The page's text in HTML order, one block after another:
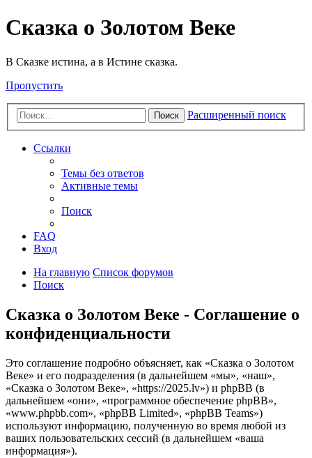
Сказка о Золотом Веке
В Сказке истина, а в Истине сказка.
Пропустить
Поиск Расширенный поиск
Ссылки
Темы без ответов
Активные темы
Поиск
FAQ
Вход
На главную Список форумов
Поиск
Сказка о Золотом Веке - Соглашение о
конфиденциальности
Это соглашение подробно объясняет, как «Сказка о Золотом
Веке» и его подразделения (в дальнейшем «мы», «наш»,
«Сказка о Золотом Веке», «https://2025.lv») и phpBB (в
дальнейшем «они», «программное обеспечение phpBB»,
«www.phpbb.com», «phpBB Limited», «phpBB Teams»)
используют информацию, полученную во время любой из
ваших пользовательских сессий (в дальнейшем «ваша
информация»).